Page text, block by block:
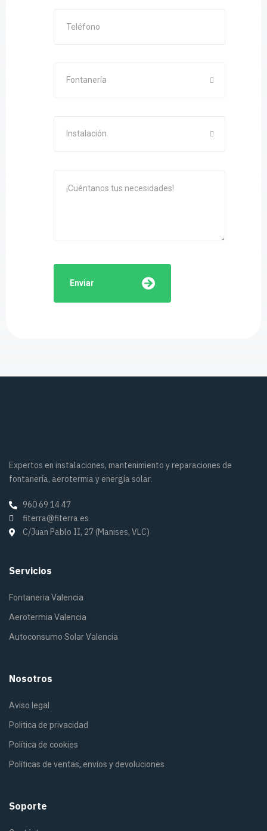
Fontanería
Instalación
Enviar
Expertos en instalaciones, mantenimiento y reparaciones de
fontanería, aerotermia y energía solar.
960 69 14 47
fiterra@fiterra.es
C/Juan Pablo II, 27 (Manises, VLC)
Servicios
Fontaneria Valencia
Aerotermia Valencia
Autoconsumo Solar Valencia
Nosotros
Aviso legal
Politica de privacidad
Política de cookies
Políticas de ventas, envíos y devoluciones
Soporte